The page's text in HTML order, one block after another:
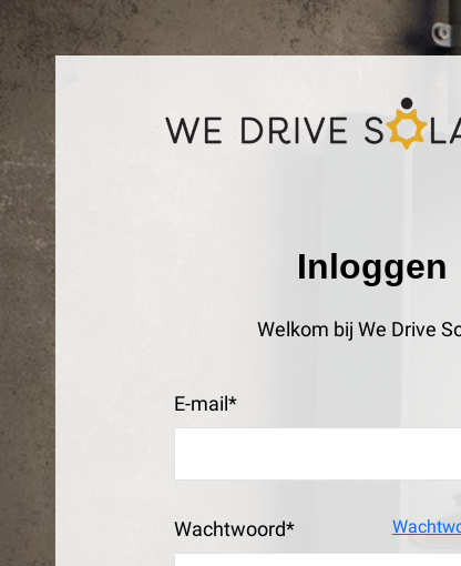
Inloggen
Welkom bijWe Drive
E-mail*
Wachtwoord*